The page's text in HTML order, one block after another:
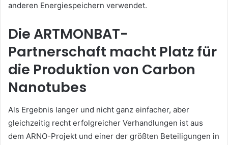
anderen Energiespeichern verwendet.
Die ARTMONBAT-
Partnerschaft macht Platz für
die Produktion von Carbon
Nanotubes
Als Ergebnis langer und nicht ganz einfacher, aber
gleichzeitig recht erfolgreicher Verhandlungen ist aus
dem ARNO-Projekt und einer der größten Beteiligungen in